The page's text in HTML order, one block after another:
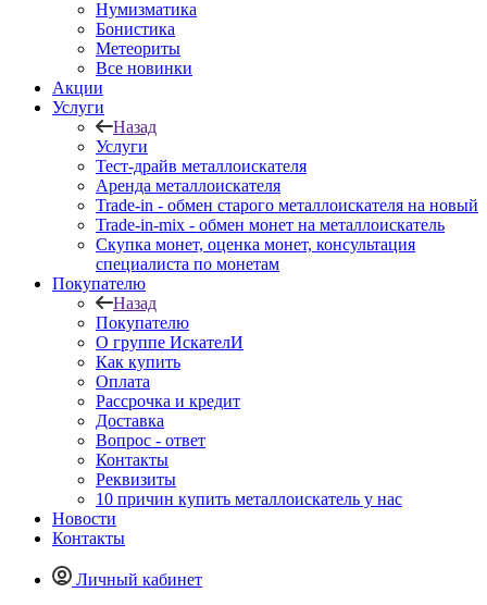
Нумизматика
Бонистика
Метеориты
Все новинки
Акции
Услуги
Назад
Услуги
Тест-драйв металлоискателя
Аренда металлоискателя
Trade-in - обмен старого металлоискателя на новый
Trade-in-mix - обмен монет на металлоискатель
Скупка монет, оценка монет, консультация
специалиста по монетам
Покупателю
Назад
Покупателю
О группе ИскателИ
Как купить
Оплата
Рассрочка и кредит
Доставка
Вопрос - ответ
Контакты
Реквизиты
10 причин купить металлоискатель у нас
Новости
Контакты
Личный кабинет